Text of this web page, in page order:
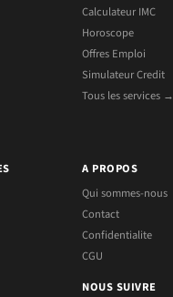
Calculateur IMC
Horoscope
Offres Emploi
Simulateur Credit
Tous les services →
A PROPOS
Qui sommes-nous
Contact
Confidentialite
CGU
NOUS SUIVRE